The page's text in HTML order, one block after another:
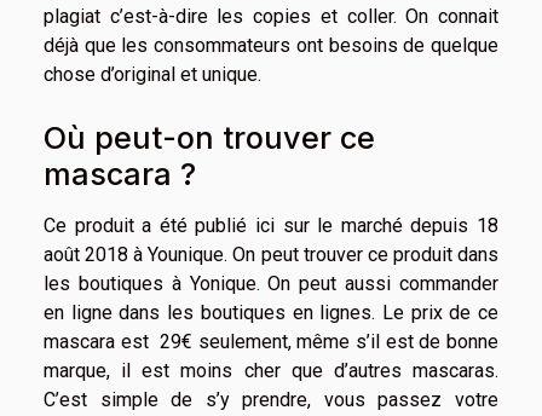
plagiat c’est-à-dire les copies et coller. On connait
déjà que les consommateurs ont besoins de quelque
chose d’original et unique.
Où peut-on trouver ce
mascara ?
Ce produit a été publié ici sur le marché depuis 18
août 2018 à Younique. On peut trouver ce produit dans
les boutiques à Yonique. On peut aussi commander
en ligne dans les boutiques en lignes. Le prix de ce
mascara est 29€ seulement, même s’il est de bonne
marque, il est moins cher que d’autres mascaras.
C’est simple de s’y prendre, vous passez votre